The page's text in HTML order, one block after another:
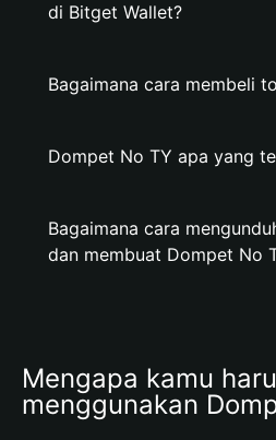
di Bitget Wallet?
Bagaimana cara membeli
Dompet No TY apa yang
Bagaimana cara
dan membuat Dompet No
Mengapa kamu
menggunakan